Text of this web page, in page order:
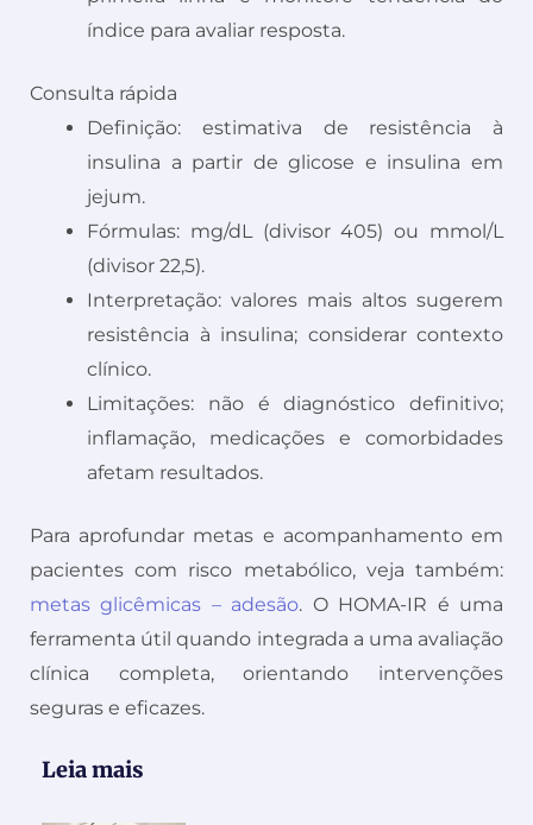
índice para avaliar resposta.
Consulta rápida
Definição: estimativa de resistência à
insulina a partir de glicose e insulina em
jejum.
Fórmulas: mg/dL (divisor 405) ou mmol/L
(divisor 22,5).
Interpretação: valores mais altos sugerem
resistência à insulina; considerar contexto
clínico.
Limitações: não é diagnóstico definitivo;
inflamação, medicações e comorbidades
afetam resultados.
Para aprofundar metas e acompanhamento em
pacientes com risco metabólico, veja também:
metas glicêmicas – adesão. O HOMA-IR é uma
ferramenta útil quando integrada a uma avaliação
clínica completa, orientando intervenções
seguras e eficazes.
Leia mais